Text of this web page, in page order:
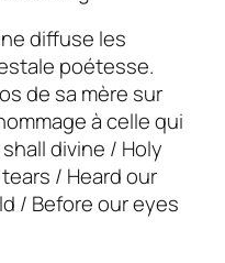
diffuse les
poétesse.
de sa mère sur
à celle qui
divine / Holy
/ Heard our
/ Before our eyes